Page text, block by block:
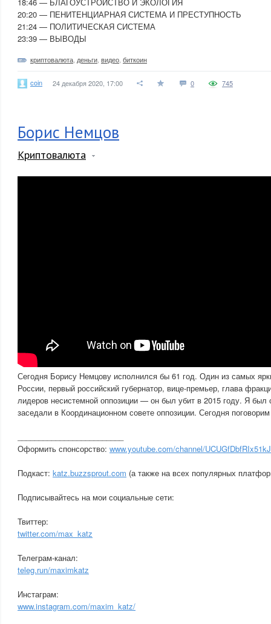
20:20 — ПЕНИТЕНЦИАРНАЯ СИСТЕМА И ПРЕСТУПНОСТЬ
21:24 — ПОЛИТИЧЕСКАЯ СИСТЕМА
23:39 — ВЫВОДЫ
криптовалюта деньги видео биткоин
coin 24 декабря 2020, 17:00 0 745
Борис Немцов
Криптовалюта
Сегодня Борису Немцову исполнился бы 61 год. Один из самых
России, первый российский губернатор, вице-премьер, глава
лидеров несистемной оппозиции — он был убит в 2015 году. Я
заседали в Координационном совете оппозиции. Сегодня
Оформить спонсорство: www.youtube.com/channel/
Подкаст: katz.buzzsprout.com (а также на всех популярных
Подписывайтесь на мои социальные сети:
Твиттер:
twitter.com/max_katz
Телеграм-канал:
teleg.run/maximkatz
Инстаграм:
www.instagram.com/maxim_katz/